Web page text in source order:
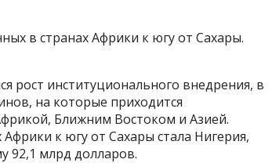
в странах Африки к югу от Сахары.
рост институционального внедрения, в
на которые приходится
Ближним Востоком и Азией.
к югу от Сахары стала Нигерия,
92,1 млрд долларов.